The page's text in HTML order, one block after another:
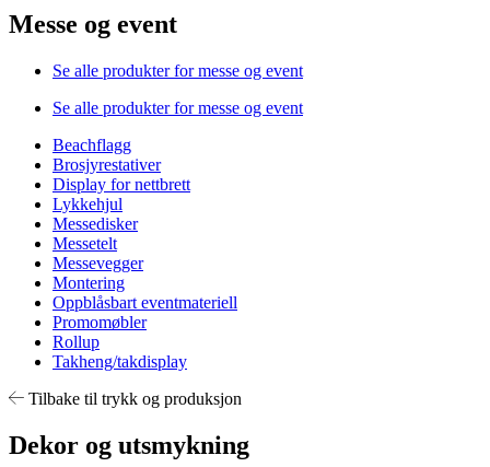
Messe og event
Se alle produkter for messe og event
Se alle produkter for messe og event
Beachflagg
Brosjyrestativer
Display for nettbrett
Lykkehjul
Messedisker
Messetelt
Messevegger
Montering
Oppblåsbart eventmateriell
Promomøbler
Rollup
Takheng/takdisplay
Tilbake til trykk og produksjon
Dekor og utsmykning